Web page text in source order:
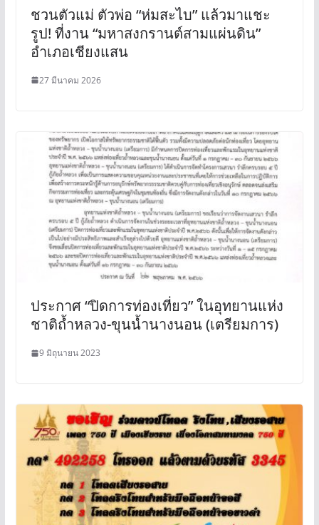
ชวนตัวแม่ ตัวพ่อ “ห่มสะไบ” แล้วมาแชะ
รูป! ที่งาน “มหาสงกรานต์สามแผ่นดิน”
อำเภอเชียงแสน
27 มีนาคม 2026
ประกาศ “ปิดการท่องเที่ยว” ในอุทยานแห่ง
ชาติถ้ำหลวง-ขุนน้ำนางนอน (เตรียมการ)
9 มิถุนายน 2023